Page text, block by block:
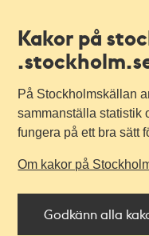
Kakor på
På Stockholmskällan
sammanställa statistik
fungera på ett bra sätt
Om kakor på
Godkänn alla